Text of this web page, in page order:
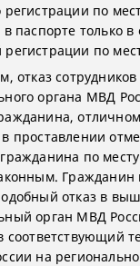
по
в паспорте только
по
отказ сотрудников
органа МВД
проставлении
по
Гражданин
отказ в
орган МВД
соответствующий
на